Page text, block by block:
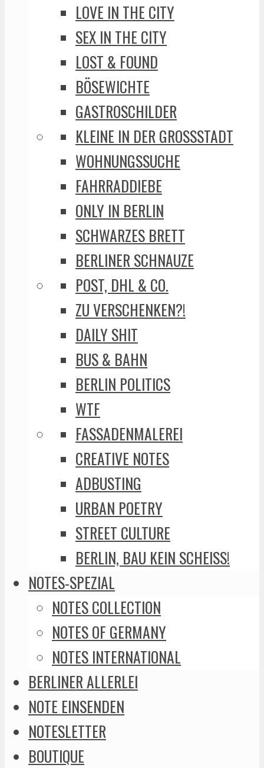
LOVE IN THE CITY
SEX IN THE CITY
LOST & FOUND
BÖSEWICHTE
GASTROSCHILDER
KLEINE IN DER GROSSSTADT
WOHNUNGSSUCHE
FAHRRADDIEBE
ONLY IN BERLIN
SCHWARZES BRETT
BERLINER SCHNAUZE
POST, DHL & CO.
ZU VERSCHENKEN?!
DAILY SHIT
BUS & BAHN
BERLIN POLITICS
WTF
FASSADENMALEREI
CREATIVE NOTES
ADBUSTING
URBAN POETRY
STREET CULTURE
BERLIN, BAU KEIN SCHEISS!
NOTES-SPEZIAL
NOTES COLLECTION
NOTES OF GERMANY
NOTES INTERNATIONAL
BERLINER ALLERLEI
NOTE EINSENDEN
NOTESLETTER
BOUTIQUE